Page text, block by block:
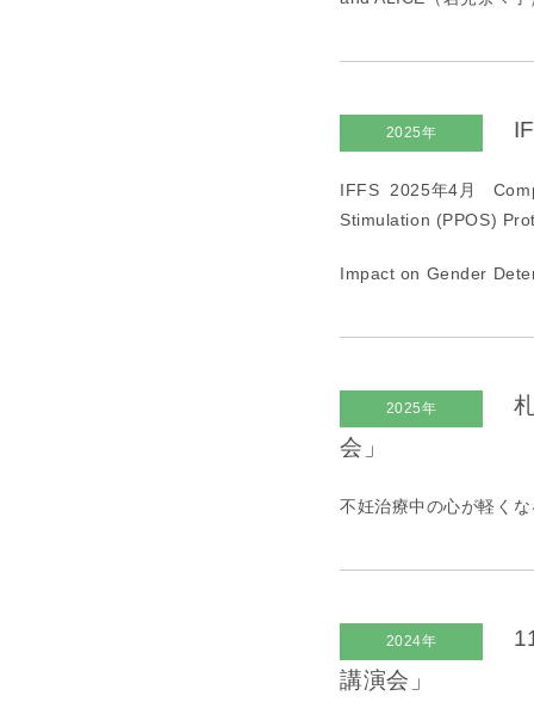
2025年
IFFS 2025年4 月
Stimulation (PPOS)
Impact on Gender
2025年
会」
不妊治療中の心が軽く
2024年
講演会」